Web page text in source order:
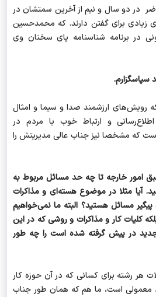
در دو سال و نیم از آخرین سمتشان در
زیادی برای گفتن دارند. که محمدحسین
در برنامه شناسنامه پای سخنان وی
سپاسگزارم.
رویش‌های ارزشمند صدا و سیما و امثال
و ارتباط خوب با مردم در
که مشخصا نیز جناب عالی مدیریتش را
امور خارجه تا چه حد مسائل مربوط به
آیا مثلا در موضوع هسته‌ای و مذاکرات
پیگیر مسائل هستید؟ البته ما نمی‌خواهیم
کلیات کار و مذاکرات و روشی که در این
جدید در پیش گرفته شده است را چه طور
هر رشته برای کسانی که در آن حوزه کار
معمولی است، ما هم که همان طور جناب